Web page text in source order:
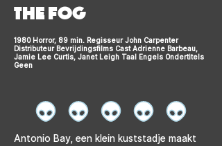
THE FOG
1980 Horror, 89 min. Regisseur John Carpenter
Distributeur Bevrijdingsfilms Cast Adrienne Barbeau,
Jamie Lee Curtis, Janet Leigh Taal Engels Ondertitels
Geen
Antonio Bay, een klein kuststadje maakt